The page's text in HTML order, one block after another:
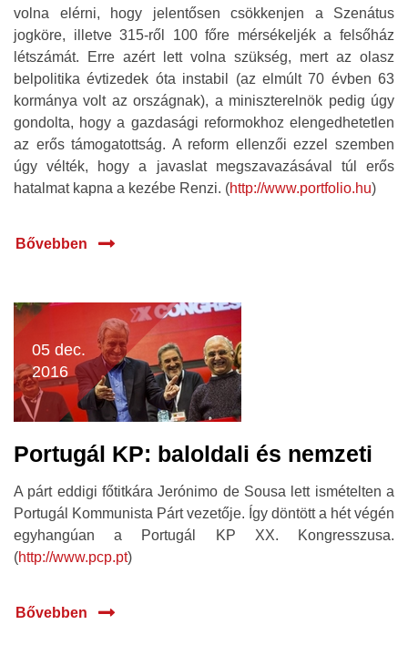
volna elérni, hogy jelentősen csökkenjen a Szenátus
jogköre, illetve 315-ről 100 főre mérsékeljék a felsőház
létszámát. Erre azért lett volna szükség, mert az olasz
belpolitika évtizedek óta instabil (az elmúlt 70 évben 63
kormánya volt az országnak), a miniszterelnök pedig úgy
gondolta, hogy a gazdasági reformokhoz elengedhetetlen
az erős támogatottság. A reform ellenzői ezzel szemben
úgy vélték, hogy a javaslat megszavazásával túl erős
hatalmat kapna a kezébe Renzi. (http://www.portfolio.hu)
Bővebben
05 dec.
2016
Portugál KP: baloldali és nemzeti
A párt eddigi főtitkára Jerónimo de Sousa lett ismételten a
Portugál Kommunista Párt vezetője. Így döntött a hét végén
egyhangúan a Portugál KP XX. Kongresszusa.
(http://www.pcp.pt)
Bővebben